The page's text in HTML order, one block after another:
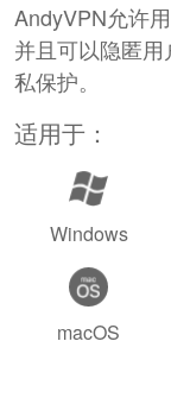
AndyVPN允许
并且可以隐匿
私保护。
适用于：
Windows
macOS